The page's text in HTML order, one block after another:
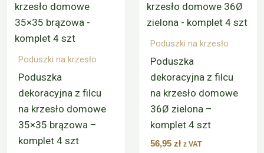
Poduszki na krzesło
Poduszka
dekoracyjna z filcu
na krzesło domowe
35×35 brązowa –
komplet 4 szt
Poduszki na krzesło
Poduszka
dekoracyjna z filcu
na krzesło domowe
36Ø zielona –
komplet 4 szt
56,95 zł z VAT